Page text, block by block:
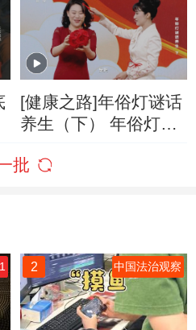
[健康之路]年俗灯谜话
养生（下） 年俗灯谜
通，里面开花外面红
批
2 中国法治观察